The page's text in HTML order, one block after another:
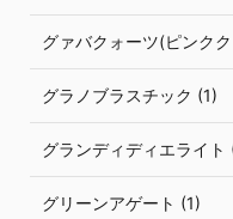
グァバクォーツ(ピンク
グラノブラスチック (1)
グランディディエライト
グリーンアゲート (1)